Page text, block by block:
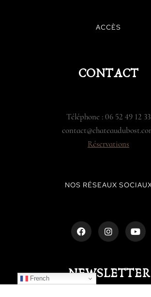
ACCÈS
CONTACT
Téléphone : 06 52 49 12 33
Réservations
NOS RÉSEAUX
NEWSLETTER
French